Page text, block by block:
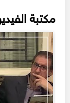
مكتبة الفيديو